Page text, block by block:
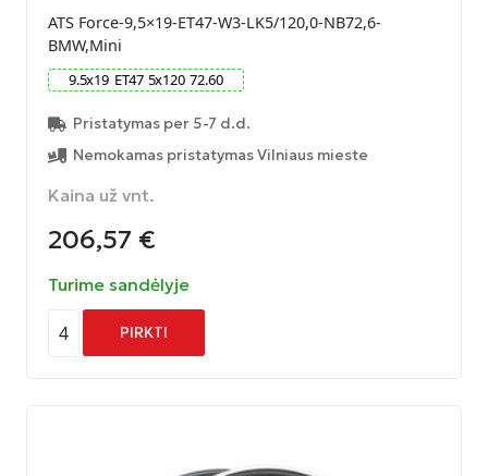
ATS Force-9,5×19-ET47-W3-LK5/120,0-NB72,6-
BMW,Mini
9.5x19 ET47 5x120 72.60
Pristatymas per 5-7 d.d.
Nemokamas pristatymas Vilniaus mieste
Kaina už vnt.
206,57 €
Turime sandėlyje
4 PIRKTI